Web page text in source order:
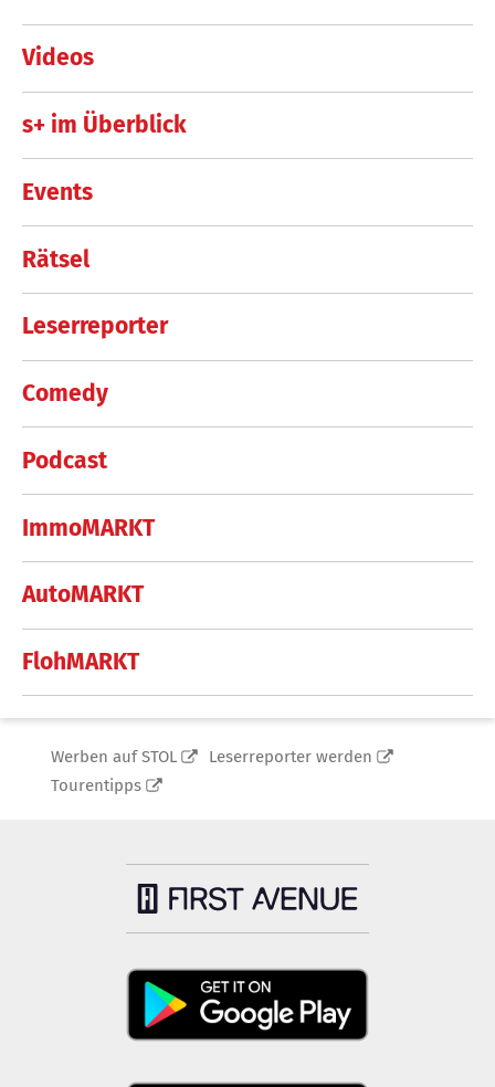
Videos
s+ im Überblick
Events
Rätsel
Leserreporter
Comedy
Podcast
ImmoMARKT
AutoMARKT
FlohMARKT
Werben auf STOL
Leserreporter werden
Tourentipps